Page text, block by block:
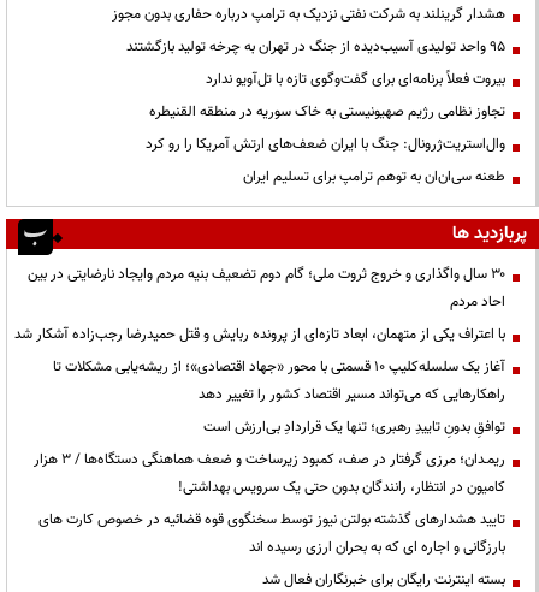
هشدار گرینلند به شرکت نفتی نزدیک به ترامپ درباره حفاری بدون مجوز
95 واحد تولیدی آسیب‌دیده از جنگ در تهران به چرخه تولید بازگشتند
بیروت فعلاً برنامه‌ای برای گفت‌وگوی تازه با تل‌آویو ندارد
تجاوز نظامی رژیم صهیونیستی به خاک سوریه در منطقه القنیطره
وال‌استریت‌ژرونال: جنگ با ایران ضعف‌های ارتش آمریکا را رو کرد
طعنه سی‌ان‌ان به توهم ترامپ برای تسلیم ایران
پربازدید ها
۳۰ سال واگذاری و خروج ثروت ملی؛ گام دوم تضعیف بنیه مردم وایجاد نارضایتی در بین
احاد مردم
با اعتراف یکی از متهمان، ابعاد تازه‌ای از پرونده ربایش و قتل حمیدرضا رجب‌زاده آشکار شد
آغاز یک سلسله‌کلیپ ۱۰ قسمتی با محور «جهاد اقتصادی»؛ از ریشه‌یابی مشکلات تا
راهکارهایی که می‌تواند مسیر اقتصاد کشور را تغییر دهد
توافقِ بدونِ تاییدِ رهبری؛ تنها یک قراردادِ بی‌ارزش است
ریمـدان؛ مرزی گرفتار در صف، کمبود زیرساخت و ضعف هماهنگی دستگاه‌ها / ۳ هزار
کامیون در انتظار، رانندگان بدون حتی یک سرویس بهداشتی!
تایید هشدارهای گذشته بولتن نیوز توسط سخنگوی قوه قضائیه در خصوص کارت های
بارزگانی و اجاره ای که به بحران ارزی رسیده اند
بسته اینترنت رایگان برای خبرنگاران فعال شد